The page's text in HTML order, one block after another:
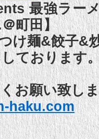
最強ラー
町田】
け麺&餃子&
ております
お願い致し
haku.com